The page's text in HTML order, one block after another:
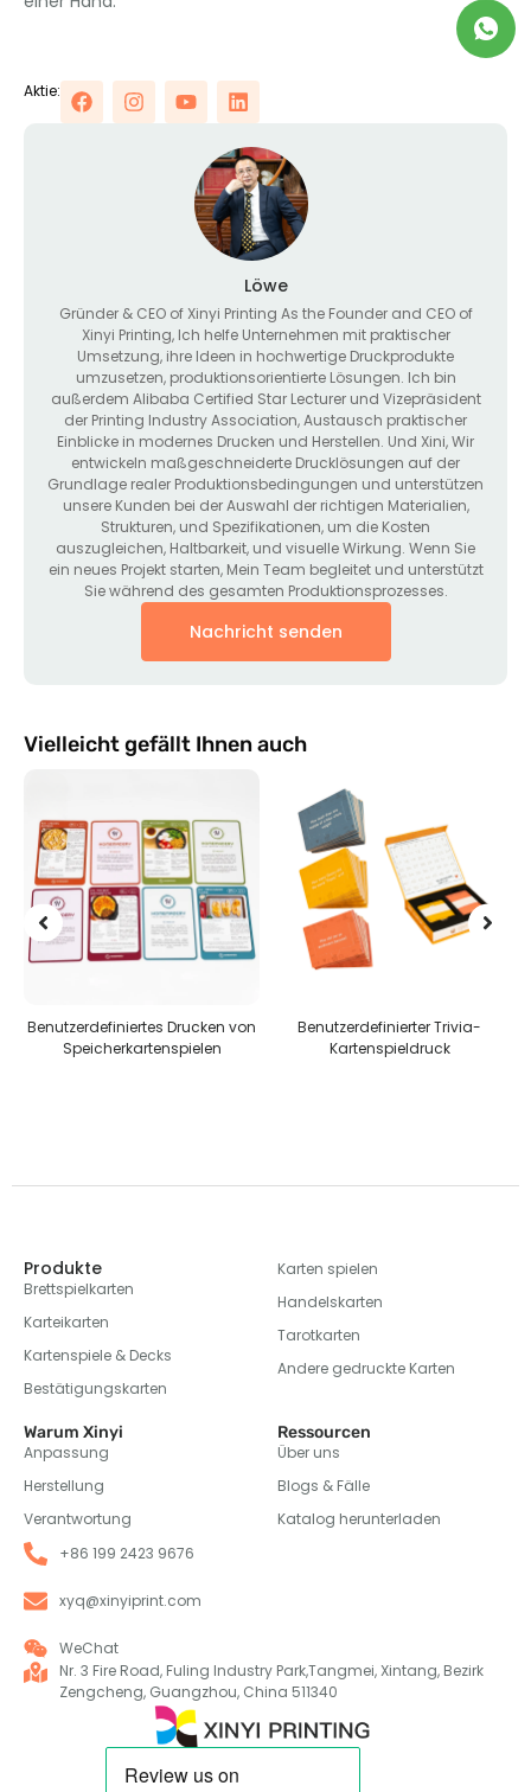
Aktie:
Löwe
Gründer & CEO of Xinyi Printing As the Founder and CEO of
Xinyi Printing, Ich helfe Unternehmen mit praktischer
Umsetzung, ihre Ideen in hochwertige Druckprodukte
umzusetzen, produktionsorientierte Lösungen. Ich bin
außerdem Alibaba Certified Star Lecturer und Vizepräsident
der Printing Industry Association, Austausch praktischer
Einblicke in modernes Drucken und Herstellen. Und Xini, Wir
entwickeln maßgeschneiderte Drucklösungen auf der
Grundlage realer Produktionsbedingungen und unterstützen
unsere Kunden bei der Auswahl der richtigen Materialien,
Strukturen, und Spezifikationen, um die Kosten
auszugleichen, Haltbarkeit, und visuelle Wirkung. Wenn Sie
ein neues Projekt starten, Mein Team begleitet und unterstützt
Sie während des gesamten Produktionsprozesses.
Nachricht senden
Vielleicht gefällt Ihnen auch
Benutzerdefiniertes Drucken von
Speicherkartenspielen
Benutzerdefinierter Trivia-
Kartenspieldruck
Produkte
Brettspielkarten
Karteikarten
Kartenspiele & Decks
Bestätigungskarten
Karten spielen
Handelskarten
Tarotkarten
Andere gedruckte Karten
Warum Xinyi
Anpassung
Herstellung
Verantwortung
Ressourcen
Über uns
Blogs & Fälle
Katalog herunterladen
+86 199 2423 9676
xyq@xinyiprint.com
WeChat
Nr. 3 Fire Road, Fuling Industry Park,Tangmei, Xintang, Bezirk
Zengcheng, Guangzhou, China 511340